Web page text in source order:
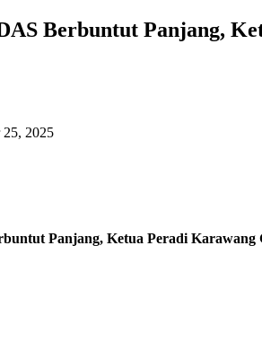
Berbuntut Panjang,
2025
Panjang, Ketua Peradi